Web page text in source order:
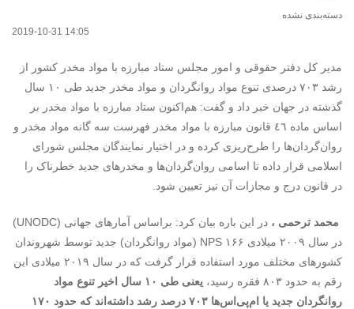
دسته‌بندی نشده
2019-10-31 14:05
مدیر کل دفتر حقوقی و امور مجلس ستاد مبارزه با مواد مخدر کشور از
رشد ۷۰۳ درصدی تنوع مواد روانگردان و مواد مخدر جدید طی ۱۰ سال
گذشته در جهان خبر داد و گفت: هم‌اکنون ستاد مبارزه با مواد مخدر بر
اساس ماده ٤٦ قانون مبارزه با مواد مخدر فهرست سه گانه مواد مخدر و
روان‌گردان‌ها را طرح‌ریزی کرده و در اختیار نمایندگان مجلس شورای
اسلامی قرار داده تا اسامی روان‌گردان‌ها و مخدرهای جدید خطرناک را
در قانون درج و مجازات آن نیز تعیین شود.
محمد ترحمی ،
در این باره بیان کرد: براساس آمارهای جهانی (UNODC)
در سال ۲۰۰۹ میلادی ۱۶۶ NPS (مواد روانگردان) جدید توسط شهروندان
کشورهای مختلف مورد استفاده قرار گرفت که در سال ۲۰۱۹ میلادی این
رقم به حدود ۸۰۳ فقره رسید،‌
یعنی طی ۱۰ سال اخیر تنوع مواد
روانگردان جدید یا ام‌پی‌اس‌ها ۷۰۳ درصد رشد داشته‌اند که حدود ۱۷۰